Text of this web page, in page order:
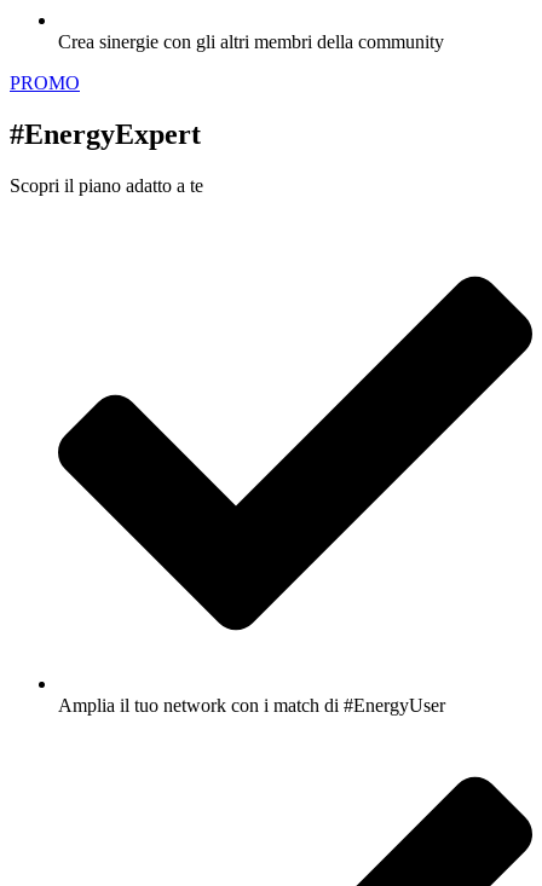
Crea sinergie con gli altri membri della community
PROMO
#EnergyExpert
Scopri il piano adatto a te
Amplia il tuo network con i match di #EnergyUser